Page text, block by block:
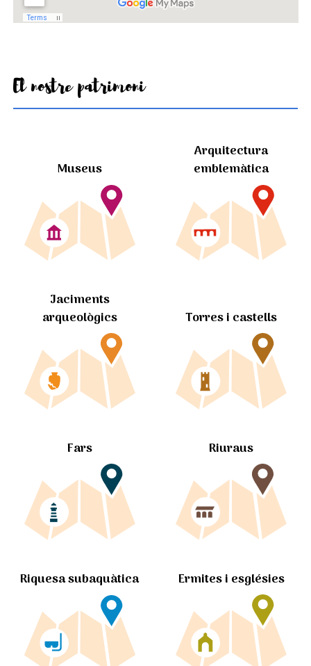
El nostre patrimoni
Museus
Arquitectura
emblemàtica
Jaciments
arqueològics
Torres i castells
Fars Riuraus
Riquesa subaquàtica Ermites i esglésies